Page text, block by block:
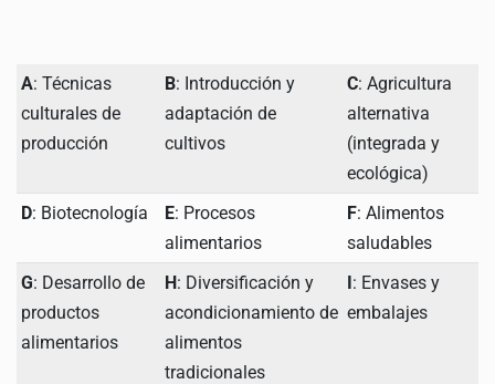
A: Técnicas
culturales de
producción
B: Introducción y
adaptación de
cultivos
C: Agricultura
alternativa
(integrada y
ecológica)
D: Biotecnología E: Procesos
alimentarios
F: Alimentos
saludables
G: Desarrollo de
productos
alimentarios
H: Diversificación y
acondicionamiento de
alimentos
tradicionales
I: Envases y
embalajes